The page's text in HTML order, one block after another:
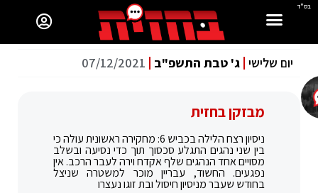
בס"ד
יום שלישי ג' טבת התשפ"ב 07/12/2021
מבזקן בחזית
ניסיון רצח הלילה בכביש 6: מחקירה ראשונית עולה כי
בין שני נהגים התגלע סכסוך תוך כדי נסיעה ובשלב
מסויים אחד הנהגים שלף אקדח וירה לעבר הרכב. אין
נפגעים. החשוד, עבריין מוכר למשטרה שניצל
בחודש שעבר מניסיון חיסול ובת זוגו נעצרו